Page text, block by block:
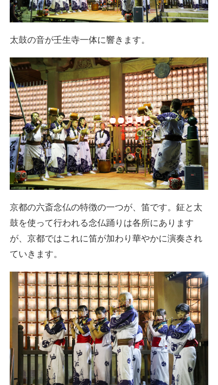
太鼓の音が壬生寺一体に響きます。
京都の六斎念仏の特徴の一つが、笛です。鉦と太
鼓を使って行われる念仏踊りは各所にあります
が、京都ではこれに笛が加わり華やかに演奏され
ていきます。